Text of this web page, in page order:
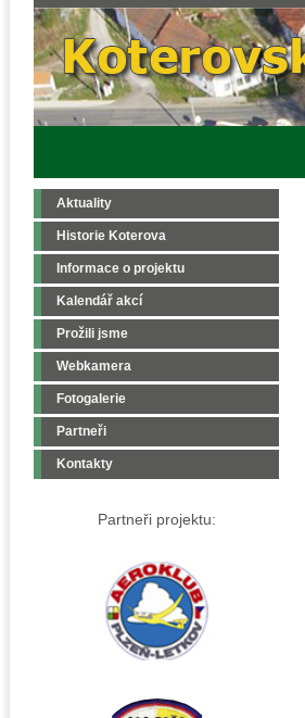
Aktuality
Historie Koterova
Informace o projektu
Kalendář akcí
Prožili jsme
Webkamera
Fotogalerie
Partneři
Kontakty
Partneři projektu: